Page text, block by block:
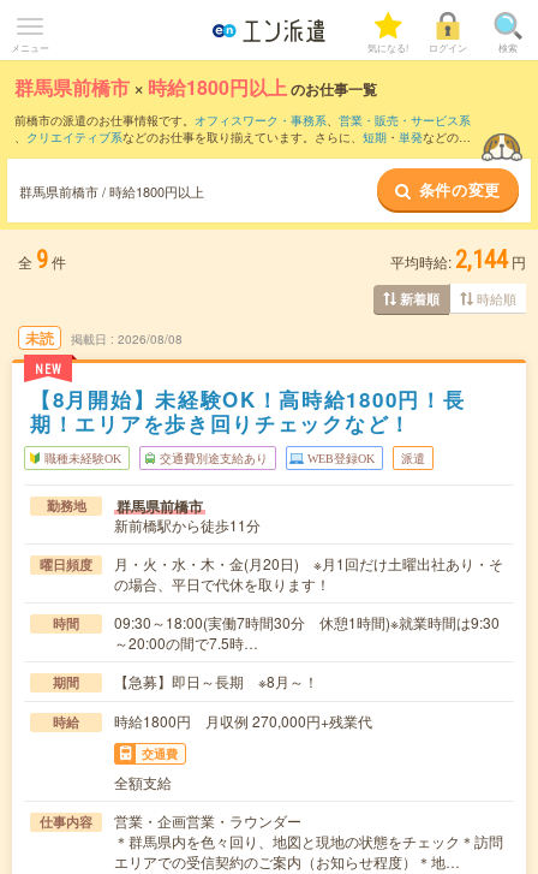
メニュー 気になる! ログイン 検索
群馬県前橋市 × 時給1800円以上のお仕事一覧
前橋市の派遣のお仕事情報です。 オフィスワーク・事務系、 営業・販売・サービス系
、 クリエイティブ系などのお仕事を取り揃えています。さらに、 短期 ・ 単発などの期
群馬県前橋市 / 時給1800円以上 条件の変更
全 9件 平均時給: 2,144 円
新着順 時給順
未読
NEW
掲載日 2026/08/08
【8月開始】未経験OK！高時給1800円！長
期！エリアを歩き回りチェックなど！
職種未経験OK 交通費別途支給あり WEB登録OK 派遣
勤務地 群馬県前橋市
新前橋駅から徒歩11分
曜日頻度
月・火・水・木・金(月20日) ※月1回だけ土曜出社あり・そ
の場合、平日で代休を取ります！
時間
09:30～18:00(実働7時間30分 休憩1時間)※就業時間は9:30
～20:00の間で7.5時…
期間 【急募】即日～長期 ※8月～！
時給 時給1800円 月収例 270,000円+残業代
交通費
全額支給
仕事内容
営業・企画営業・ラウンダー
＊群馬県内を色々回り、地図と現地の状態をチェック＊訪問
エリアでの受信契約のご案内（お知らせ程度）＊地…